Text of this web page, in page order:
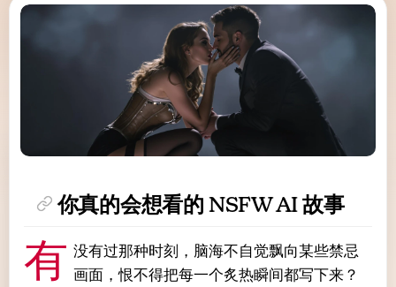
你真的会想看的 NSFW AI 故事
有没有过那种时刻，脑海不自觉飘向某些禁忌 画面，恨不得把每一个炙热瞬间都写下来？